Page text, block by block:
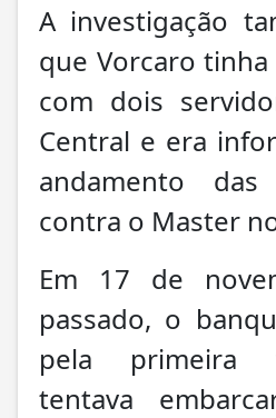
A investigação
que Vorcaro
com dois
Central e era
andamento das
contra o Master
Em 17 de
passado, o
pela primeira
tentava